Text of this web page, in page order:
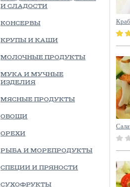
И СЛАДОСТИ
КОНСЕРВЫ
КРУПЫ И КАШИ
МОЛОЧНЫЕ ПРОДУКТЫ
МУКА И МУЧНЫЕ
ИЗДЕЛИЯ
МЯСНЫЕ ПРОДУКТЫ
ОВОЩИ
ОРЕХИ
РЫБА И МОРЕПРОДУКТЫ
СПЕЦИИ И ПРЯНОСТИ
СУХОФРУКТЫ